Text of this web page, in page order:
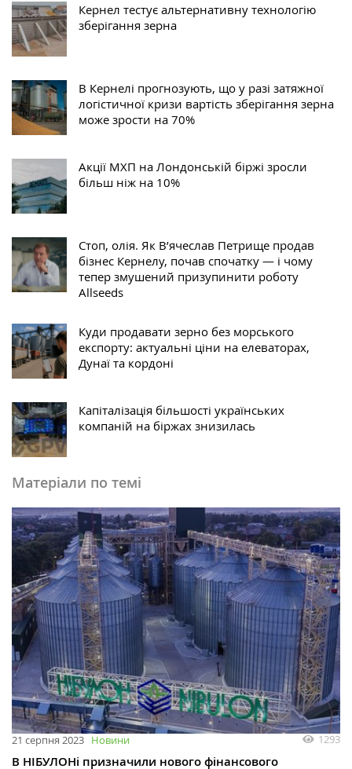
Кернел тестує альтернативну технологію
зберігання зерна
В Кернелі прогнозують, що у разі затяжної
логістичної кризи вартість зберігання зерна
може зрости на 70%
Акції МХП на Лондонській біржі зросли
більш ніж на 10%
Стоп, олія. Як В’ячеслав Петрище продав
бізнес Кернелу, почав спочатку — і чому
тепер змушений призупинити роботу
Allseeds
Куди продавати зерно без морського
експорту: актуальні ціни на елеваторах,
Дунаї та кордоні
Капіталізація більшості українських
компаній на біржах знизилась
Матеріали по темі
21 серпня 2023 Новини 1293
В НІБУЛОНі призначили нового фінансового